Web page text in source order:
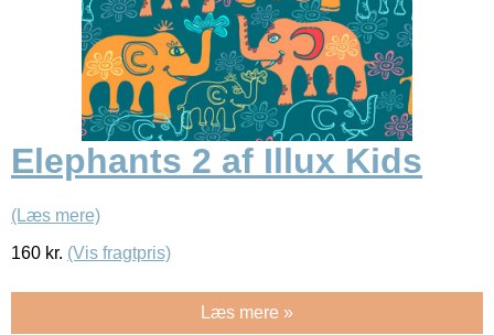
Elephants 2 af Illux Kids
(Læs mere)
160 kr. (Vis fragtpris)
Læs mere »